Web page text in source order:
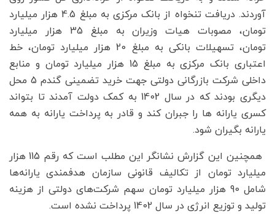
آوردند. دریافت تنخواه از بانک مرکزی به مبلغ 4.5 هزار میلیارد
تومان، مصوبات هیات وزیران به مبلغ 35 هزار میلیارد
تومان، تسهیلات بانکی به مبلغ 20 هزار میلیارد تومان، خط
اعتباری بانک مرکزی به مبلغ 15 هزار میلیارد تومان و منابع
داخلی شرکت بازرگانی دولتی جهت خرید تضمینی گندم 5 محل
دیگری بودند که در سال 1402 به کمک دولت آمدند تا بتواند
کسری یارانه ها را جبران کند و قادر به پرداخت یارانه به همه
یارانه بگیران شود.
همچنین این گزارش نشانگر این مطلب است که رقم 115 هزار
میلیارد تومان از تکالیف قانونی سازمان هدفمندی یارانه‌ها
شامل 90 هزار میلیارد تومان سهم شرکت‌های دولتی از هزینه
تولید و توزیع انرژی در سال 1402 پرداخت نشده است.